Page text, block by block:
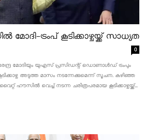
മോദി-ട്രംപ് കൂടിക്കാഴ്ചയ്ക്ക് സാധ്യത
0
മോദിയും യുഎസ് പ്രസിഡന്റ് ഡൊണാൾഡ് ട്രംപും
അടുത്ത മാസം നടന്നേക്കുമെന്ന് സൂചന. കഴിഞ്ഞ
ഹൗസിൽ വെച്ച് നടന്ന ചരിത്രപരമായ കൂടിക്കാഴ്ചയ്ക്ക്...